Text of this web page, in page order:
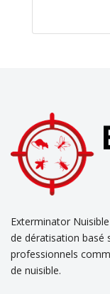
Exterminator
de dératisation basé
professionnels
de nuisible.